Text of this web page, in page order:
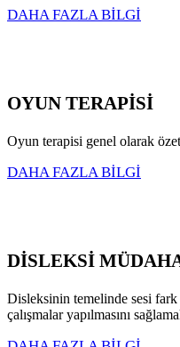
DAHA FAZLA BİLGİ
OYUN TERAPİSİ
Oyun terapisi genel olarak
DAHA FAZLA BİLGİ
DİSLEKSİ
Disleksinin temelinde sesi fark
çalışmalar yapılmasını